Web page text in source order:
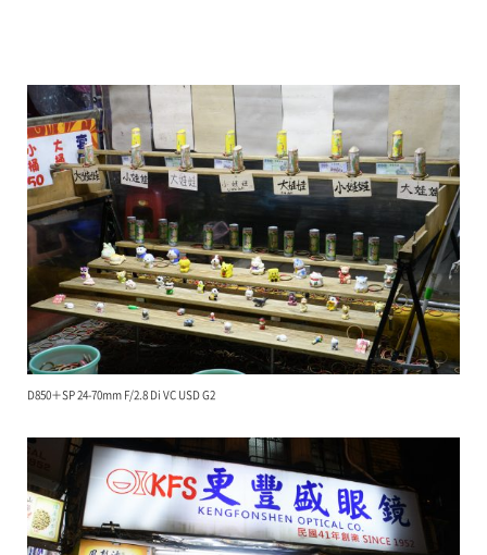
D850＋SP 24-70mm F/2.8 Di VC USD G2